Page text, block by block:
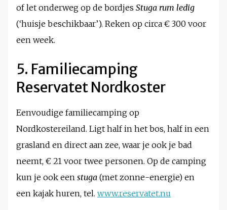
of let onderweg op de bordjes Stuga rum ledig
(‘huisje beschikbaar’). Reken op circa € 300 voor
een week.
5. Familiecamping
Reservatet Nordkoster
Eenvoudige familiecamping op
Nordkostereiland. Ligt half in het bos, half in een
grasland en direct aan zee, waar je ook je bad
neemt, € 21 voor twee personen. Op de camping
kun je ook een stuga (met zonne-energie) en
een kajak huren, tel. www.reservatet.nu